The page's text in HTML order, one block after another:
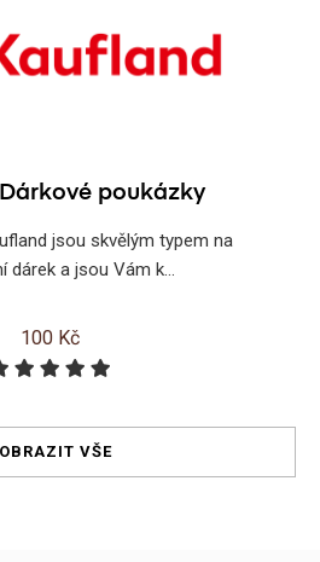
poukázky
jsou skvělým typem na
dárek a jsou Vám k...
100 Kč
VŠE